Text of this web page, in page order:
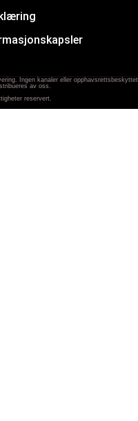
Ingen kanaler eller opphavsrettsbeskyttet
av oss.
reservert.